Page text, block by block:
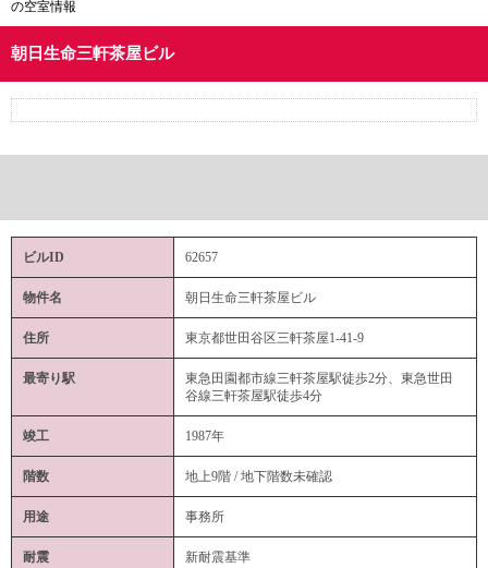
の空室情報
朝日生命三軒茶屋ビル
ビルID 62657
物件名 朝日生命三軒茶屋ビル
住所 東京都世田谷区三軒茶屋1-41-9
最寄り駅
東急田園都市線三軒茶屋駅徒歩2分、東急世田
谷線三軒茶屋駅徒歩4分
竣工 1987年
階数 地上9階 / 地下階数未確認
用途 事務所
耐震 新耐震基準